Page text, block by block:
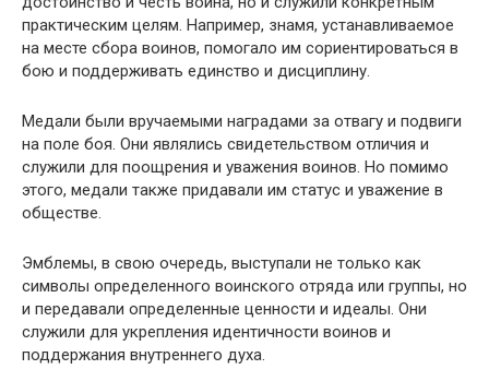
практическим целям. Например, знамя, устанавливаемое
на месте сбора воинов, помогало им сориентироваться в
бою и поддерживать единство и дисциплину.
Медали были вручаемыми наградами за отвагу и подвиги
на поле боя. Они являлись свидетельством отличия и
служили для поощрения и уважения воинов. Но помимо
этого, медали также придавали им статус и уважение в
обществе.
Эмблемы, в свою очередь, выступали не только как
символы определенного воинского отряда или группы, но
и передавали определенные ценности и идеалы. Они
служили для укрепления идентичности воинов и
поддержания внутреннего духа.